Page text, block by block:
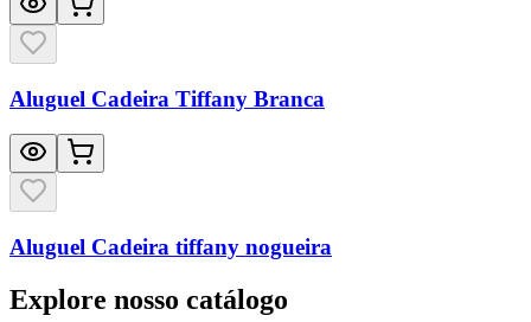
Aluguel Cadeira Tiffany Branca
Aluguel Cadeira tiffany nogueira
Explore nosso catálogo